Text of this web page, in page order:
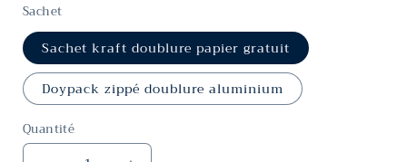
Sachet
Sachet kraft doublure papier gratuit
Doypack zippé doublure aluminium
Quantité